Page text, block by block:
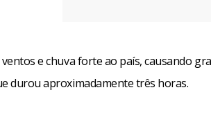
e chuva forte ao país, causando
durou aproximadamente três horas.